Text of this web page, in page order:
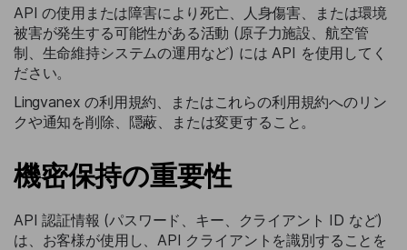
API の使用または障害により死亡、人身傷害、または環境
被害が発生する可能性がある活動 (原子力施設、航空管
制、生命維持システムの運用など) には API を使用してく
ださい。
Lingvanex の利用規約、またはこれらの利用規約へのリン
クや通知を削除、隠蔽、または変更すること。
機密保持の重要性
API 認証情報 (パスワード、キー、クライアント ID など)
は、お客様が使用し、API クライアントを識別することを